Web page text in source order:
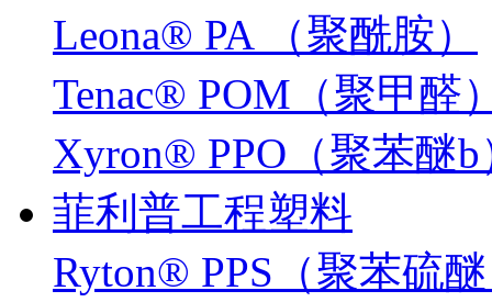
Leona® PA （聚酰胺）
Tenac® POM（聚甲醛
Xyron® PPO（聚苯醚b
菲利普工程塑料
Ryton® PPS（聚苯硫